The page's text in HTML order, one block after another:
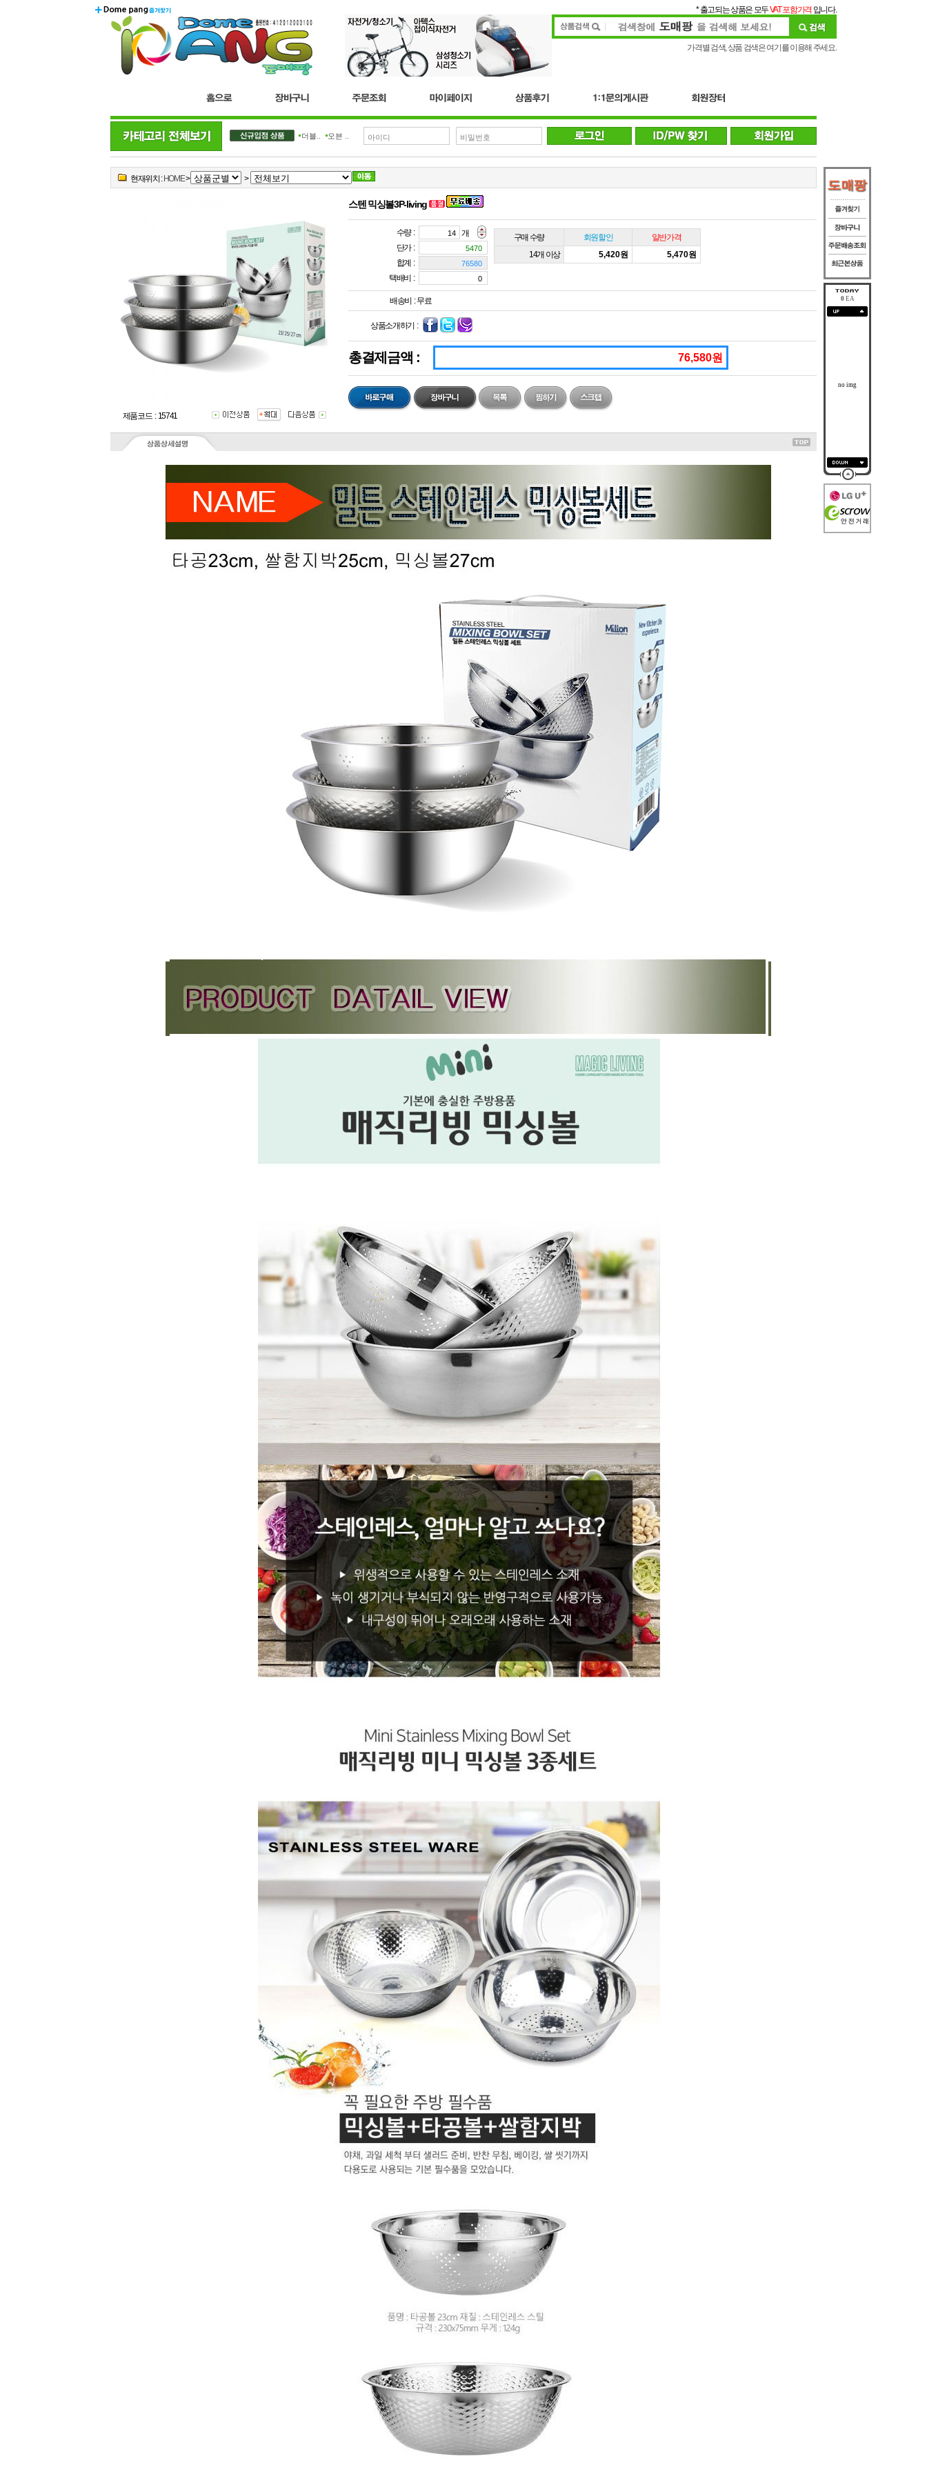
* 출고되는 상품은 모두VAT 포함가격 입니다.
가격별 검색, 상품 검색은 여기를 이용해 주세요.
더블.. 오븐 ..
현재위치 : HOME> >
제품코드 : 15741
스텐 믹싱볼3P-living
수량 :
개
단가 :
합계 :
택배비 :
구매 수량 회원할인
일반가격
14개 이상
5,420원 5,470원
배송비 : 무료
상품소개하기 :
총결제금액 : 76,580원
0EA
no img